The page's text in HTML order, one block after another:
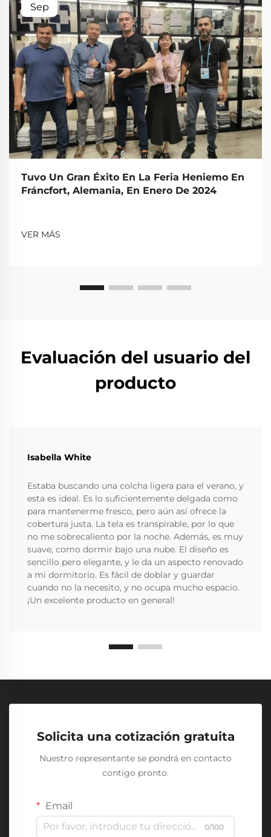
Sep
Tuvo Un Gran Éxito En La Feria Heniemo En
Fráncfort, Alemania, En Enero De 2024
VER MÁS
Evaluación del usuario del
producto
Isabella White
Estaba buscando una colcha ligera para el verano, y
esta es ideal. Es lo suficientemente delgada como
para mantenerme fresco, pero aún así ofrece la
cobertura justa. La tela es transpirable, por lo que
no me sobrecaliento por la noche. Además, es muy
suave, como dormir bajo una nube. El diseño es
sencillo pero elegante, y le da un aspecto renovado
a mi dormitorio. Es fácil de doblar y guardar
cuando no la necesito, y no ocupa mucho espacio.
¡Un excelente producto en general!
Solicita una cotización gratuita
Nuestro representante se pondrá en contacto
contigo pronto.
Email
0/100